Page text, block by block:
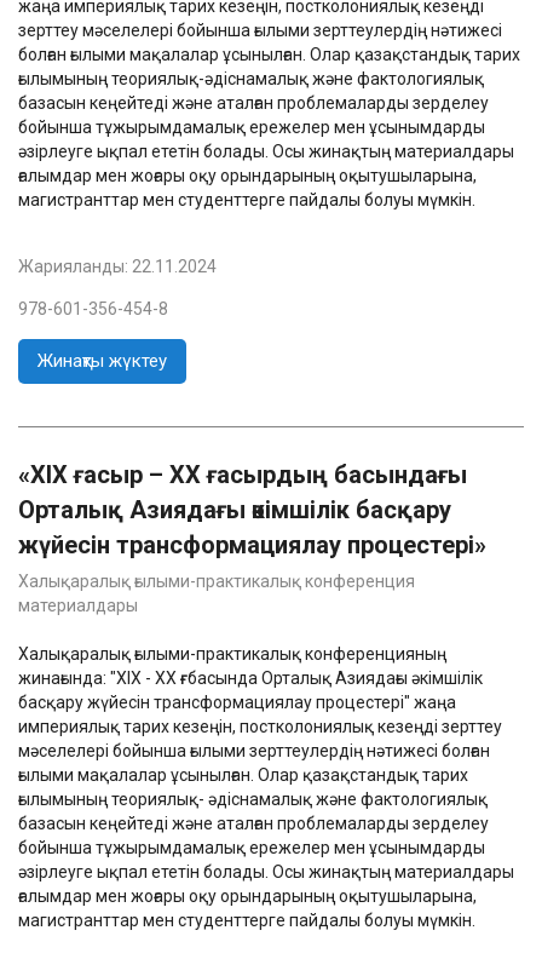
жаңа империялық тарих кезеңін, постколониялық кезеңді
зерттеу мәселелері бойынша ғылыми зерттеулердің нәтижесі
болған ғылыми мақалалар ұсынылған. Олар қазақстандық тарих
ғылымының теориялық-әдіснамалық және фактологиялық
базасын кеңейтеді және аталған проблемаларды зерделеу
бойынша тұжырымдамалық ережелер мен ұсынымдарды
әзірлеуге ықпал ететін болады. Осы жинақтың материалдары
ғалымдар мен жоғары оқу орындарының оқытушыларына,
магистранттар мен студенттерге пайдалы болуы мүмкін.
Жарияланды: 22.11.2024
978-601-356-454-8
Жинақты жүктеу
«XIX ғасыр – XX ғасырдың басындағы
Орталық Азиядағы әкімшілік басқару
жүйесін трансформациялау процестері»
Халықаралық ғылыми-практикалық конференция
материалдары
Халықаралық ғылыми-практикалық конференцияның
жинағында: "ХІХ - ХХ ғғ. басында Орталық Азиядағы әкімшілік
басқару жүйесін трансформациялау процестері" жаңа
империялық тарих кезеңін, постколониялық кезеңді зерттеу
мәселелері бойынша ғылыми зерттеулердің нәтижесі болған
ғылыми мақалалар ұсынылған. Олар қазақстандық тарих
ғылымының теориялық- әдіснамалық және фактологиялық
базасын кеңейтеді және аталған проблемаларды зерделеу
бойынша тұжырымдамалық ережелер мен ұсынымдарды
әзірлеуге ықпал ететін болады. Осы жинақтың материалдары
ғалымдар мен жоғары оқу орындарының оқытушыларына,
магистранттар мен студенттерге пайдалы болуы мүмкін.